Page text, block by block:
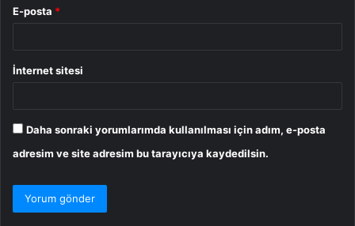
E-posta *
İnternet sitesi
Daha sonraki yorumlarımda kullanılması için adım, e-posta
adresim ve site adresim bu tarayıcıya kaydedilsin.